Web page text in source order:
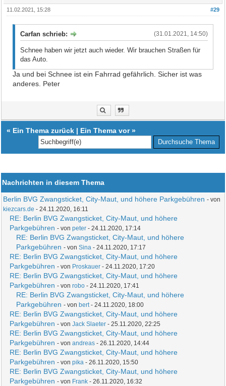
#29
11.02.2021, 15:28
(31.01.2021, 14:50)
Carfan schrieb:
Schnee haben wir jetzt auch wieder. Wir brauchen Straßen für
das Auto.
Ja und bei Schnee ist ein Fahrrad gefährlich. Sicher ist was
anderes. Peter
« Ein Thema zurück | Ein Thema vor»
Nachrichten in diesem Thema
Berlin BVG Zwangsticket, City-Maut, und höhere Parkgebühren - von
kiezcars.de - 24.11.2020, 16:11
RE: Berlin BVG Zwangsticket, City-Maut, und höhere
Parkgebühren - vonpeter - 24.11.2020, 17:14
RE: Berlin BVG Zwangsticket, City-Maut, und höhere
Parkgebühren - vonSina - 24.11.2020, 17:17
RE: Berlin BVG Zwangsticket, City-Maut, und höhere
Parkgebühren - von Proskauer - 24.11.2020, 17:20
RE: Berlin BVG Zwangsticket, City-Maut, und höhere
Parkgebühren - vonrobo - 24.11.2020, 17:41
RE: Berlin BVG Zwangsticket, City-Maut, und höhere
Parkgebühren - von bert- 24.11.2020, 18:00
RE: Berlin BVG Zwangsticket, City-Maut, und höhere
Parkgebühren - vonJack Slaeter - 25.11.2020, 22:25
RE: Berlin BVG Zwangsticket, City-Maut, und höhere
Parkgebühren - vonandreas - 26.11.2020, 14:44
RE: Berlin BVG Zwangsticket, City-Maut, und höhere
Parkgebühren - vonpika - 26.11.2020, 15:50
RE: Berlin BVG Zwangsticket, City-Maut, und höhere
Parkgebühren - von Frank - 26.11.2020, 16:32